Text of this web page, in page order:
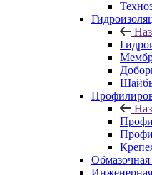
Обмазочная